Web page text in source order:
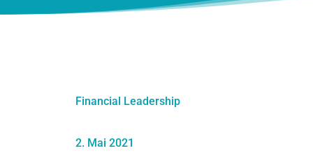
Financial Leadership
2. Mai 2021